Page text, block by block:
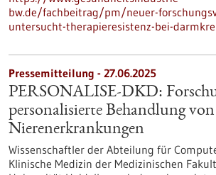
bw.de/fachbeitrag/pm/neuer-
untersucht-therapieresistenz-bei-
Pressemitteilung - 27.06.2025
PERSONALISE-DKD:
personalisierte Behandlung
Nierenerkrankungen
Wissenschaftler der Abteilung für
Klinische Medizin der Medizinischen